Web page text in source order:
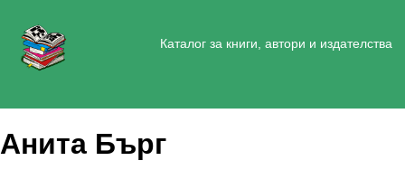
Каталог за книги, автори и издателства
Анита Бърг